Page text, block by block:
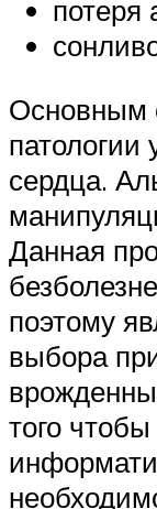
потеря
Основным
патологии
сердца.
Данная
поэтому
выбора
того